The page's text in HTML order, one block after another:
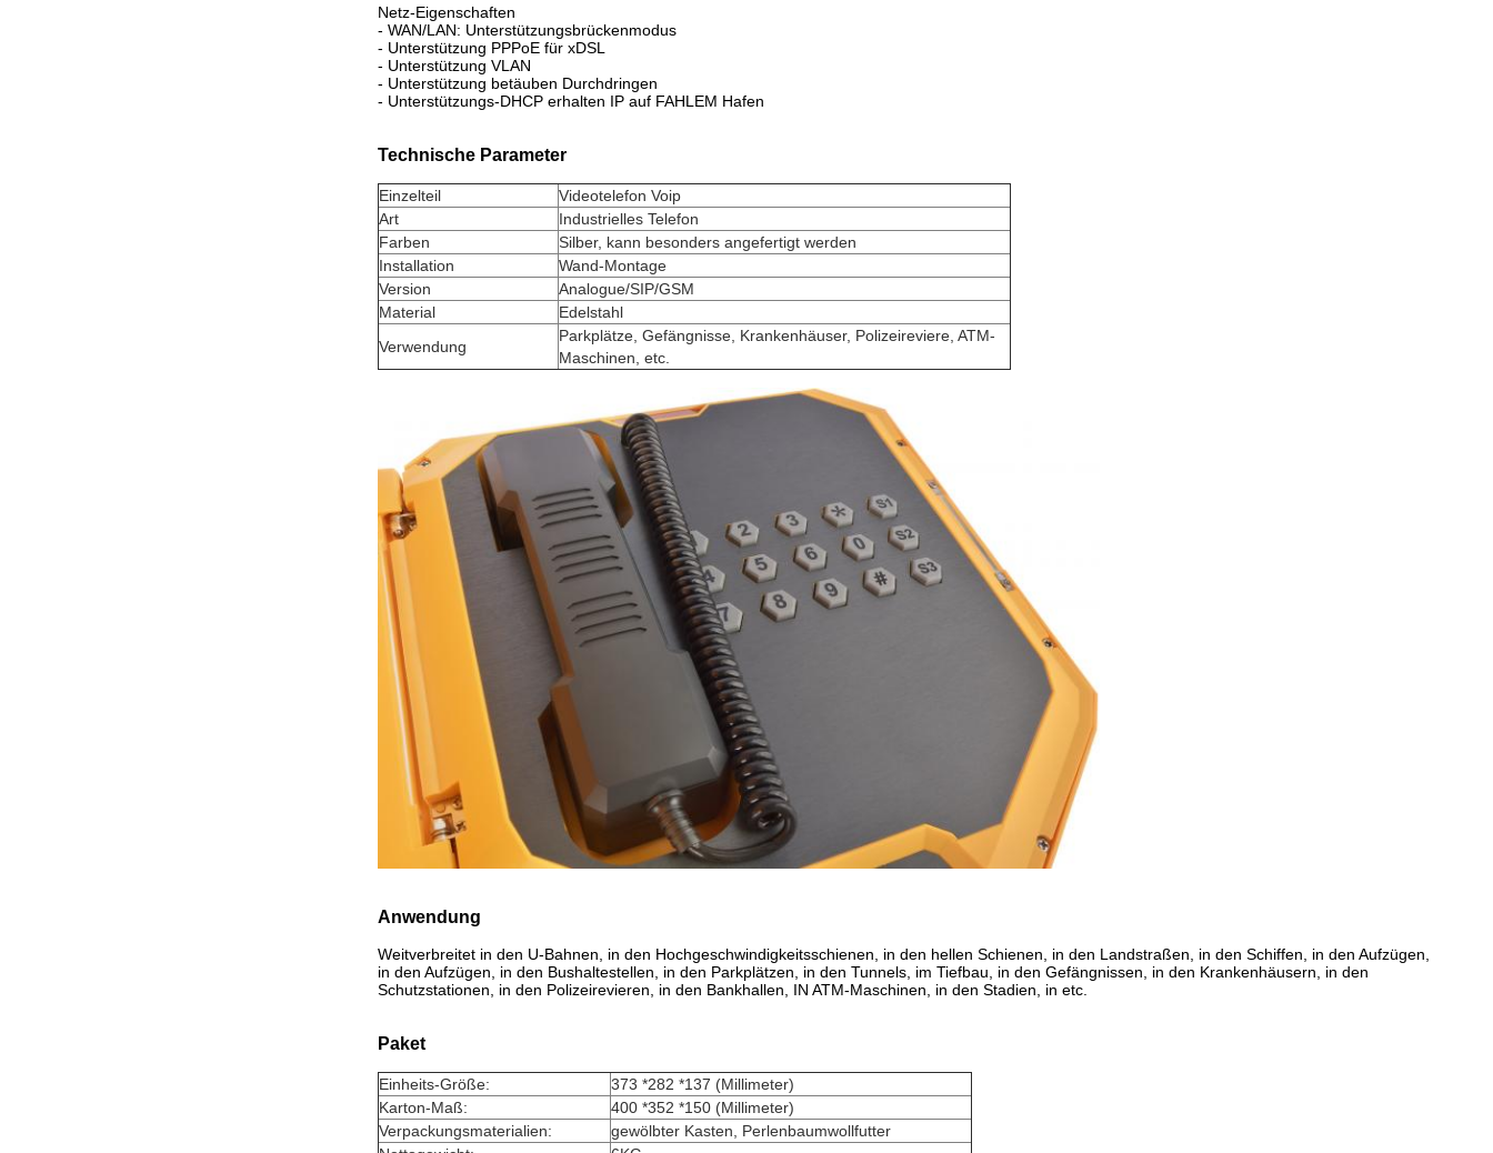
Netz-Eigenschaften
- WAN/LAN: Unterstützungsbrückenmodus
- Unterstützung PPPoE für xDSL
- Unterstützung VLAN
- Unterstützung betäuben Durchdringen
- Unterstützungs-DHCP erhalten IP auf FAHLEM Hafen
Technische Parameter
Einzelteil
Videotelefon Voip
Art
Industrielles Telefon
Farben
Silber, kann besonders angefertigt werden
Installation
Wand-Montage
Version
Analogue/SIP/GSM
Material
Edelstahl
Verwendung
Parkplätze, Gefängnisse, Krankenhäuser, Polizeireviere, ATM-
Maschinen, etc.
Anwendung
Weitverbreitet in den U-Bahnen, in den Hochgeschwindigkeitsschienen, in den hellen Schienen, in den Landstraßen, in den Schiffen, in den Aufzügen,
in den Aufzügen, in den Bushaltestellen, in den Parkplätzen, in den Tunnels, im Tiefbau, in den Gefängnissen, in den Krankenhäusern, in den
Schutzstationen, in den Polizeirevieren, in den Bankhallen, IN ATM-Maschinen, in den Stadien, in etc.
Paket
Einheits-Größe:
373 *282 *137 (Millimeter)
Karton-Maß:
400 *352 *150 (Millimeter)
Verpackungsmaterialien:
gewölbter Kasten, Perlenbaumwollfutter